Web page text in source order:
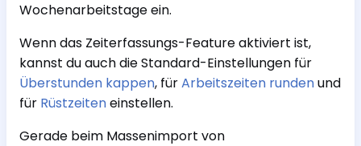
Wochenarbeitstage ein.
Wenn das Zeiterfassungs-Feature aktiviert ist,
kannst du auch die Standard-Einstellungen für
Überstunden kappen, fürArbeitszeiten rundenund
für Rüstzeiteneinstellen.
Gerade beim Massenimport von